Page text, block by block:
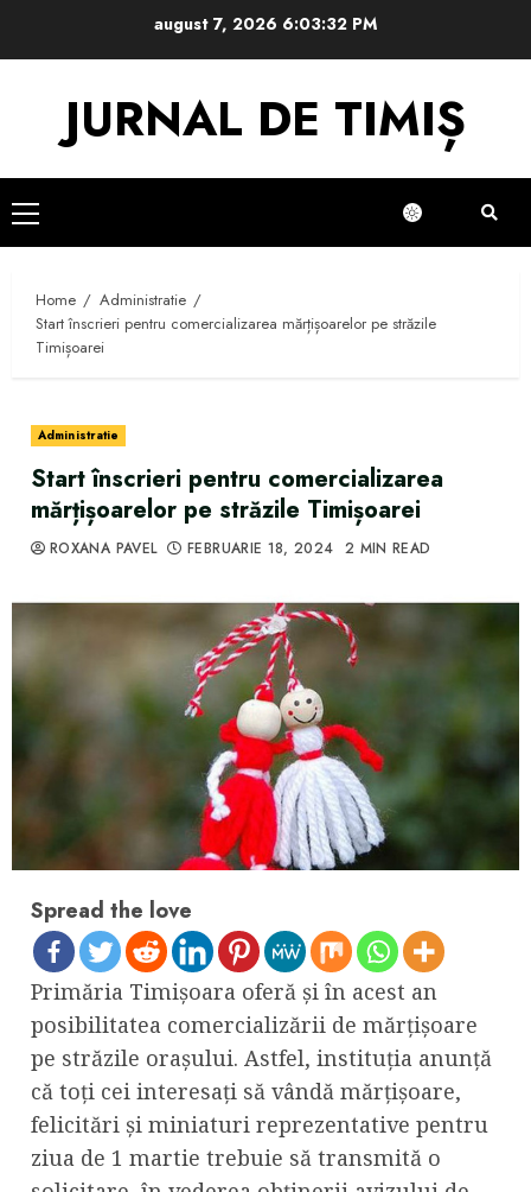
august 7, 2026 6:03:33 PM
JURNAL DE TIMIȘ
Primary
Menu
Home
Administratie
Start înscrieri pentru comercializarea mărțișoarelor pe străzile
Timișoarei
Administratie
Start înscrieri pentru comercializarea
mărțișoarelor pe străzile Timișoarei
ROXANA PAVEL FEBRUARIE 18, 2024 2 MIN READ
Spread the love
Primăria Timișoara oferă și în acest an
posibilitatea comercializării de mărțișoare
pe străzile orașului. Astfel, instituția anunță
că toți cei interesați să vândă mărțișoare,
felicitări și miniaturi reprezentative pentru
ziua de 1 martie trebuie să transmită o